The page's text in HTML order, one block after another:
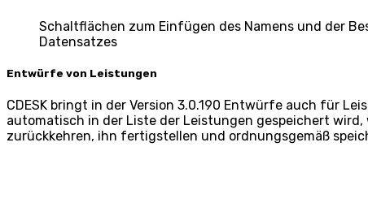
Schaltflächen zum Einfügen des Namens und der
Datensatzes
Entwürfe von Leistungen
CDESK bringt in der Version 3.0.190 Entwürfe auch für
automatisch in der Liste der Leistungen gespeichert
zurückkehren, ihn fertigstellen und ordnungsgemäß